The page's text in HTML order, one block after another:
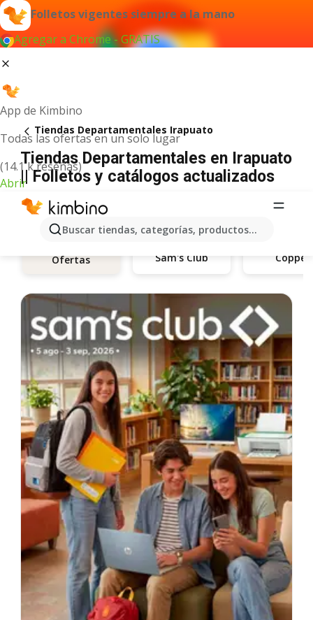
Folletos vigentes siempre a la mano
Agregar a Chrome - GRATIS
App de Kimbino
Todas las ofertas en un solo lugar
(14.1 k reseñas)
Abrir
Buscar tiendas, categorías, productos...
Tiendas Departamentales Irapuato
Tiendas Departamentales en Irapuato
|| Folletos y catálogos actualizados
Ofertas Sam's Club Coppel